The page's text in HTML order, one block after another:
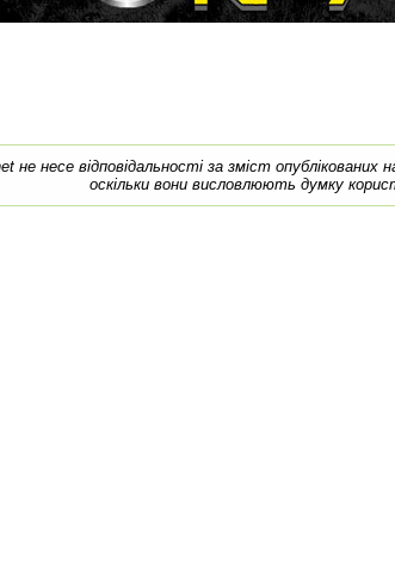
не несе відповідальності за зміст опублікованих
оскільки вони висловлюють думку